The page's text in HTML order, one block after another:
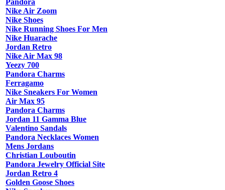
Nike Air Zoom
Nike Shoes
Nike Running Shoes For Men
Nike Huarache
Jordan Retro
Nike Air Max 98
Yeezy 700
Pandora Charms
Ferragamo
Nike Sneakers For Women
Air Max 95
Pandora Charms
Jordan 11 Gamma Blue
Valentino Sandals
Pandora Necklaces Women
Mens Jordans
Christian Louboutin
Pandora Jewelry Official Site
Jordan Retro 4
Golden Goose Shoes